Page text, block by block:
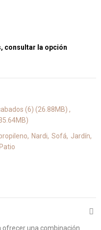
consultar la opción
(6) (26.88MB)
Nardi Sofá
Jardín
Patio
ofrecer una combinación